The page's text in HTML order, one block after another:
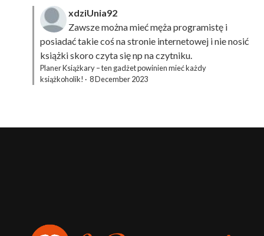
xdziUnia92
Zawsze można mieć męża programistę i
posiadać takie coś na stronie internetowej i nie nosić
książki skoro czyta się np na czytniku.
Planer Książkary – ten gadżet powinien mieć każdy
książkoholik! · 8 December 2023